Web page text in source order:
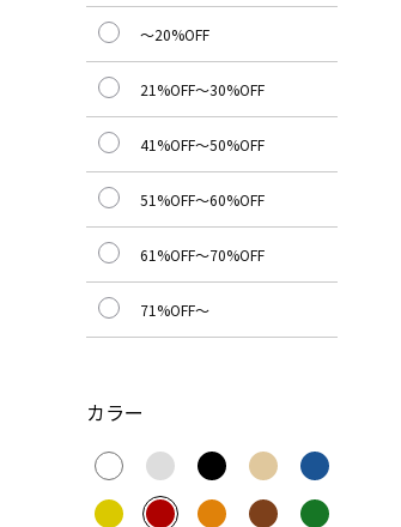
～20%OFF
21%OFF～30%OFF
41%OFF～50%OFF
51%OFF～60%OFF
61%OFF～70%OFF
71%OFF～
カラー